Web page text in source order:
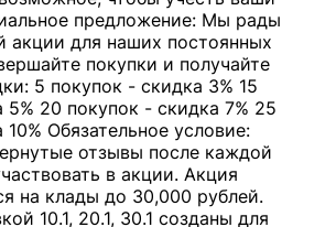
предложение: Мы рады
акции для наших постоянных
покупки и получайте
5 покупок - скидка 3% 15
5% 20 покупок - скидка 7% 25
Обязательное условие:
отзывы после каждой
в акции. Акция
на клады до 30,000 рублей.
10.1, 20.1, 30.1 созданы для